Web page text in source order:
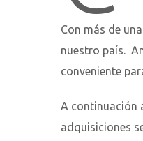
Con más de
nuestro país.
conveniente
A continuación
adquisiciones